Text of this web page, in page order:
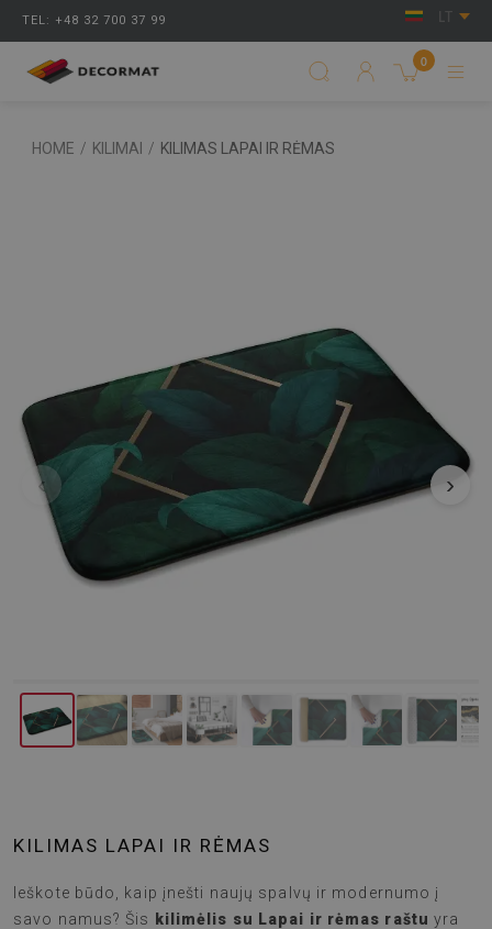
TEL: +48 32 700 37 99
0
HOME / KILIMAI / KILIMAS LAPAI IR RĖMAS
‹ ›
KILIMAS LAPAI IR RĖMAS
Ieškote būdo, kaip įnešti naujų spalvų ir modernumo į
savo namus? Šis
kilimėlis su Lapai ir rėmas raštu yra